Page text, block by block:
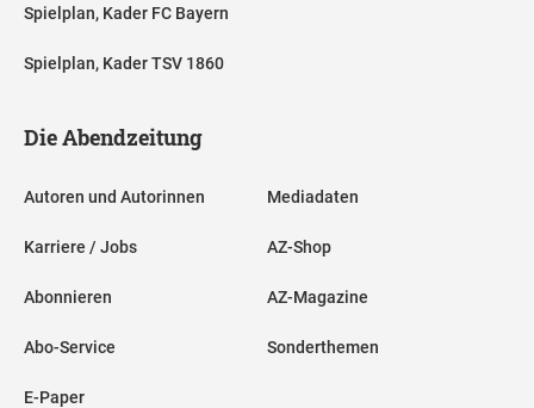
Spielplan, Kader FC Bayern
Spielplan, Kader TSV 1860
Die Abendzeitung
Autoren und Autorinnen
Karriere / Jobs
Abonnieren
Abo-Service
E-Paper
Mediadaten
AZ-Shop
AZ-Magazine
Sonderthemen